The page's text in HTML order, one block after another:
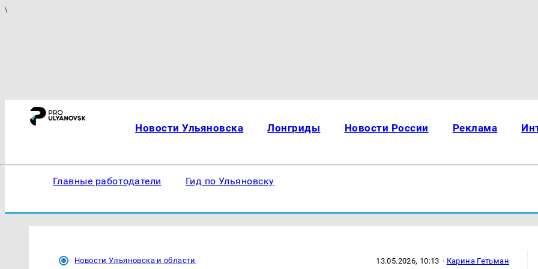
\
Новости Ульяновска Лонгриды Новости России Реклама
Главные работодатели Гид по Ульяновску
Новости Ульяновска и области 13.05.2026, 10:13 · Карина Гетьман